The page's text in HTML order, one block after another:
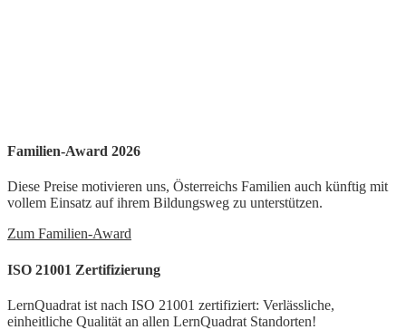
Familien-Award 2026
Diese Preise motivieren uns, Österreichs Familien auch künftig mit
vollem Einsatz auf ihrem Bildungsweg zu unterstützen.
Zum Familien-Award
ISO 21001 Zertifizierung
LernQuadrat ist nach ISO 21001 zertifiziert: Verlässliche,
einheitliche Qualität an allen LernQuadrat Standorten!